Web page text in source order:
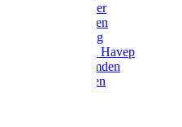
Bodywarmer
Werkbroeken
Zaagkleding
Werkjassen Havep
Thermohemden
Overhemden